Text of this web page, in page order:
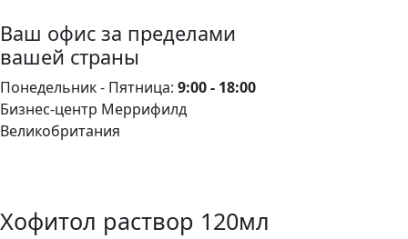
Ваш офис за пределами
вашей страны
Понедельник - Пятница: 9:00 - 18:00
Бизнес-центр Меррифилд
Великобритания
Хофитол раствор 120мл